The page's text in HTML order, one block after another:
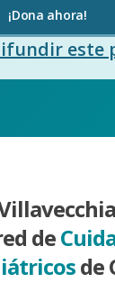
¡Dona ahora!
este
de
de